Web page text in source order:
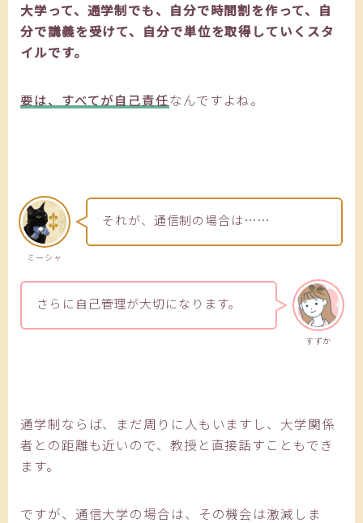
大学って、通学制でも、自分で時間割を作って、自
分で講義を受けて、自分で単位を取得していくスタ
イルです。
要は、すべてが自己責任なんですよね。
ミーシャ
それが、通信制の場合は……
すずか
さらに自己管理が大切になります。
通学制ならば、まだ周りに人もいますし、大学関係
者との距離も近いので、教授と直接話すこともでき
ます。
ですが、通信大学の場合は、その機会は激減しま